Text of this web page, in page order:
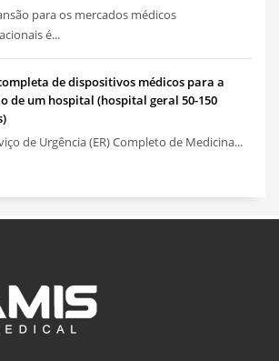
para os mercados médicos
é...
de dispositivos médicos para a
de um hospital (hospital geral 50-150
de Urgência (ER) Completo de Medicina...